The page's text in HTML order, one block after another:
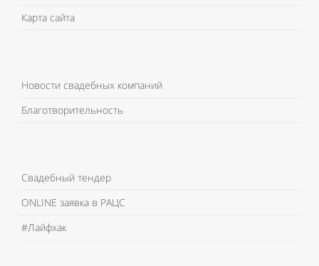
Карта сайта
Новости свадебных компаний
Благотворительность
Свадебный тендер
ONLINE заявка в РАЦС
#Лайфхак